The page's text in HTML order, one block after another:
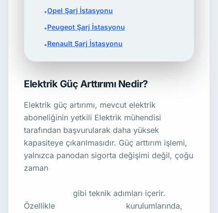
•Opel Şarj İstasyonu
•Peugeot Şarj İstasyonu
•Renault Şarj İstasyonu
Elektrik Güç Arttırımı Nedir?
Elektrik güç artırımı, mevcut elektrik
aboneliğinin yetkili Elektrik mühendisi
tarafından başvurularak daha yüksek
kapasiteye çıkarılmasıdır. Güç arttırım işlemi,
yalnızca panodan sigorta değişimi değil, çoğu
zaman
gibi teknik adımları içerir.
Özellikle
kurulumlarında,